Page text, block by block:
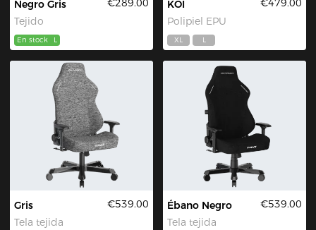
Negro Gris
Tejido
En stock L
KOI
Polipiel EPU
XL L
Gris
Tela tejida
€539.00
Ébano Negro
Tela tejida
€539.00